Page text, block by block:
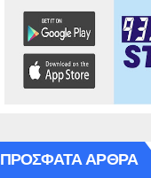
ΠΡΌΣΦΑΤΑ ΆΡΘΡΑ